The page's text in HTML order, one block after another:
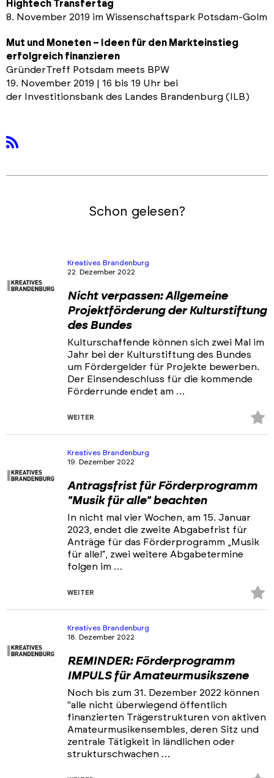
Hightech Transfertag
8. November 2019 im Wissenschaftspark Potsdam-Golm
Mut und Moneten – Ideen für den Markteinstieg
erfolgreich finanzieren
GründerTreff Potsdam meets BPW
19. November 2019 | 16 bis 19 Uhr bei
der Investitionsbank des Landes Brandenburg (ILB)
Schon gelesen?
Kreatives Brandenburg
22. Dezember 2022
Nicht verpassen: Allgemeine
Projektförderung der Kulturstiftung
des Bundes
Kulturschaffende können sich zwei Mal im
Jahr bei der Kulturstiftung des Bundes
um Fördergelder für Projekte bewerben.
Der Einsendeschluss für die kommende
Förderrunde endet am …
WEITER
Kreatives Brandenburg
19. Dezember 2022
Antragsfrist für Förderprogramm
"Musik für alle" beachten
In nicht mal vier Wochen, am 15. Januar
2023, endet die zweite Abgabefrist für
Anträge für das Förderprogramm „Musik
für alle!“, zwei weitere Abgabetermine
folgen im …
WEITER
Kreatives Brandenburg
18. Dezember 2022
REMINDER: Förderprogramm
IMPULS für Amateurmusikszene
Noch bis zum 31. Dezember 2022 können
"alle nicht überwiegend öffentlich
finanzierten Trägerstrukturen von aktiven
Amateurmusikensembles, deren Sitz und
zentrale Tätigkeit in ländlichen oder
strukturschwachen …